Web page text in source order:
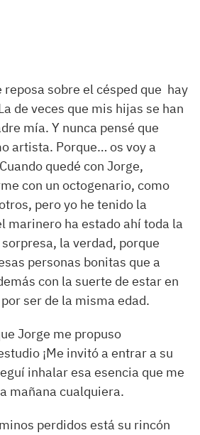
reposa sobre el césped que hay
de veces que mis hijas se han
mía. Y nunca pensé que
artista. Porque… os voy a
quedé con Jorge,
con un octogenario, como
pero yo he tenido la
marinero ha estado ahí toda la
la verdad, porque
personas bonitas que a
con la suerte de estar en
ser de la misma edad.
Jorge me propuso
¡Me invitó a entrar a su
inhalar esa esencia que me
mañana cualquiera.
perdidos está su rincón